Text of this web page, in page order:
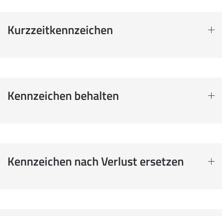
Kurzzeitkennzeichen
Kennzeichen behalten
Kennzeichen nach Verlust ersetzen